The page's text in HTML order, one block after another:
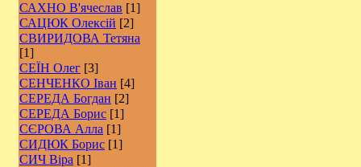
САХНО В'ячеслав [1]
САЦЮК Олексій [2]
СВИРИДОВА Тетяна
[1]
СЕЇН Олег [3]
СЕНЧЕНКО Іван [4]
СЕРЕДА Богдан [2]
СЕРЕДА Борис [1]
СЄРОВА Алла [1]
СИДЮК Борис [1]
СИЧ Віра [1]